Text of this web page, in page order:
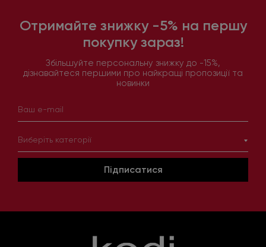
Отримайте знижку -5% на першу
покупку зараз!
Збільшуйте персональну знижку до -15%,
дізнавайтеся першими про найкращі пропозиції та
новинки
Виберіть категорії
Підписатися